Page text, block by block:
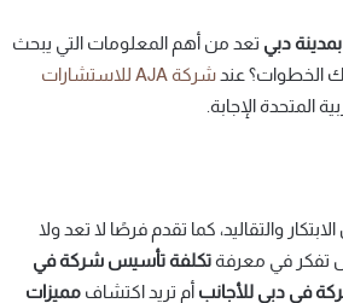
بمدينة دبي تعد من أهم المعلومات التي يبحث
الخطوات؟ عند شركة AJA للاستشارات
المتحدة الإجابة.
والتقاليد، كما تقدم فرصًا لا تعد ولا
تفكر في معرفةتكلفة تأسيس شركة في
في دبي للأجانب أم تريد اكتشاف مميزات